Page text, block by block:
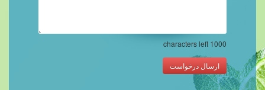
1000
ارسال درخواست